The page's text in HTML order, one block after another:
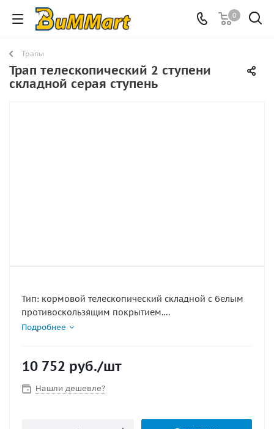
0
Трапы
Трап телескопический 2 ступени
складной серая ступень
Тип: кормовой телескопический складной c белым
противоскользящим покрытием.
Длина в собранном виде, мм : 350
Материал : Нерж. сталь
Подробнее
10 752 руб./шт
Нашли дешевле?